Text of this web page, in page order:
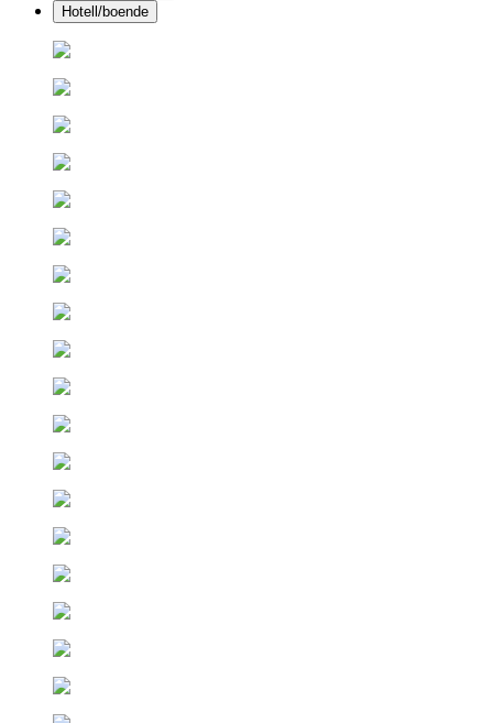
Hotell/boende